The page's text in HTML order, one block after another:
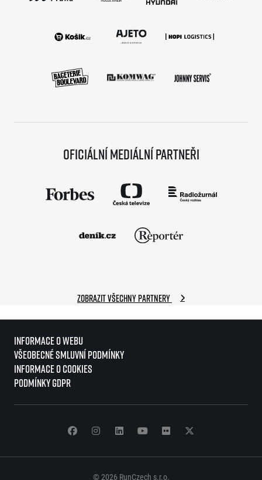
Oficiální mediální partneři
Zobrazit všechny partnery
Informace o webu
Všeobecné smluvní podmínky
Informace o cookies
Podmínky GDPR
© 2026 RunCzech s.r.o.